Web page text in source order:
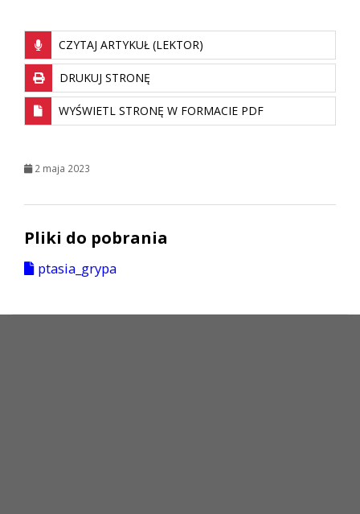
CZYTAJ ARTYKUŁ (LEKTOR)
DRUKUJ STRONĘ
WYŚWIETL STRONĘ W FORMACIE PDF
2 maja 2023
Pliki do pobrania
ptasia_grypa